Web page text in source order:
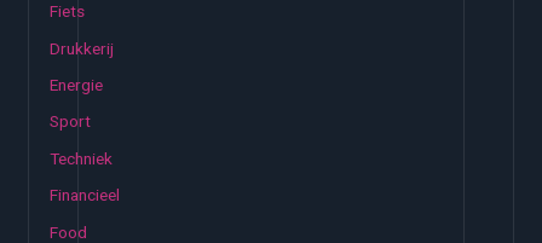
Fiets
Drukkerij
Energie
Sport
Techniek
Financieel
Food